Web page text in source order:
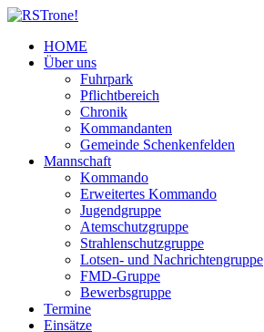
HOME
Über uns
Fuhrpark
Pflichtbereich
Chronik
Kommandanten
Gemeinde Schenkenfelden
Mannschaft
Kommando
Erweitertes Kommando
Jugendgruppe
Atemschutzgruppe
Strahlenschutzgruppe
Lotsen- und Nachrichtengruppe
FMD-Gruppe
Bewerbsgruppe
Termine
Einsätze